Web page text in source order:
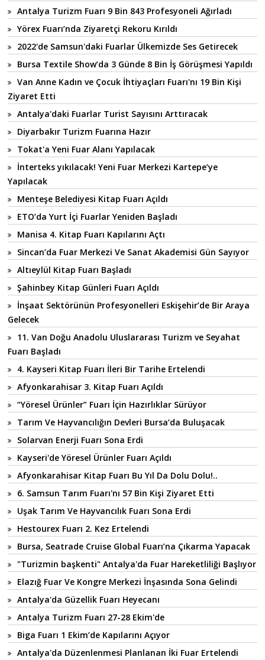
Antalya Turizm Fuarı 9 Bin 843 Profesyoneli Ağırladı
Yörex Fuarı’nda Ziyaretçi Rekoru Kırıldı
2022'de Samsun'daki Fuarlar Ülkemizde Ses Getirecek
Bursa Textile Show’da 3 Günde 8 Bin İş Görüşmesi Yapıldı
Van Anne Kadın ve Çocuk İhtiyaçları Fuarı'nı 19 Bin Kişi
Ziyaret Etti
Antalya'daki Fuarlar Turist Sayısını Arttıracak
Diyarbakır Turizm Fuarına Hazır
Tokat'a Yeni Fuar Alanı Yapılacak
İnterteks yıkılacak! Yeni Fuar Merkezi Kartepe’ye
Yapılacak
Menteşe Belediyesi Kitap Fuarı Açıldı
ETO’da Yurt İçi Fuarlar Yeniden Başladı
Manisa 4. Kitap Fuarı Kapılarını Açtı
Sincan’da Fuar Merkezi Ve Sanat Akademisi Gün Sayıyor
Altıeylül Kitap Fuarı Başladı
Şahinbey Kitap Günleri Fuarı Açıldı
İnşaat Sektörünün Profesyonelleri Eskişehir’de Bir Araya
Gelecek
11. Van Doğu Anadolu Uluslararası Turizm ve Seyahat
Fuarı Başladı
4. Kayseri Kitap Fuarı İleri Bir Tarihe Ertelendi
Afyonkarahisar 3. Kitap Fuarı Açıldı
“Yöresel Ürünler” Fuarı İçin Hazırlıklar Sürüyor
Tarım Ve Hayvancılığın Devleri Bursa’da Buluşacak
Solarvan Enerji Fuarı Sona Erdi
Kayseri'de Yöresel Ürünler Fuarı Açıldı
Afyonkarahisar Kitap Fuarı Bu Yıl Da Dolu Dolu!..
6. Samsun Tarım Fuarı'nı 57 Bin Kişi Ziyaret Etti
Uşak Tarım Ve Hayvancılık Fuarı Sona Erdi
Hestourex Fuarı 2. Kez Ertelendi
Bursa, Seatrade Cruise Global Fuarı’na Çıkarma Yapacak
"Turizmin başkenti" Antalya'da Fuar Hareketliliği Başlıyor
Elazığ Fuar Ve Kongre Merkezi İnşasında Sona Gelindi
Antalya'da Güzellik Fuarı Heyecanı
Antalya Turizm Fuarı 27-28 Ekim'de
Biga Fuarı 1 Ekim’de Kapılarını Açıyor
Antalya'da Düzenlenmesi Planlanan İki Fuar Ertelendi